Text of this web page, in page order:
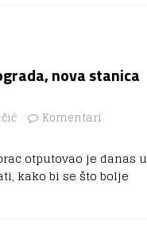
nova stanica
Komentari
otputovao je danas u
kako bi se što bolje